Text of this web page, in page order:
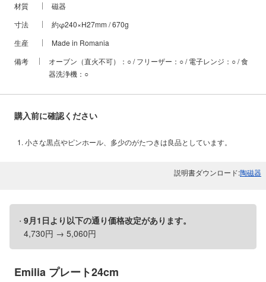
材質
磁器
寸法
約φ240×H27mm / 670g
生産
Made in Romania
備考
オーブン（直火不可）：○ / フリーザー：○ / 電子レンジ：○ / 食
器洗浄機：○
購入前に確認ください
小さな黒点やピンホール、多少のがたつきは良品としています。
説明書ダウンロード:陶磁器
9月1日より以下の通り価格改定があります。
4,730円 → 5,060円
Emilia プレート24cm